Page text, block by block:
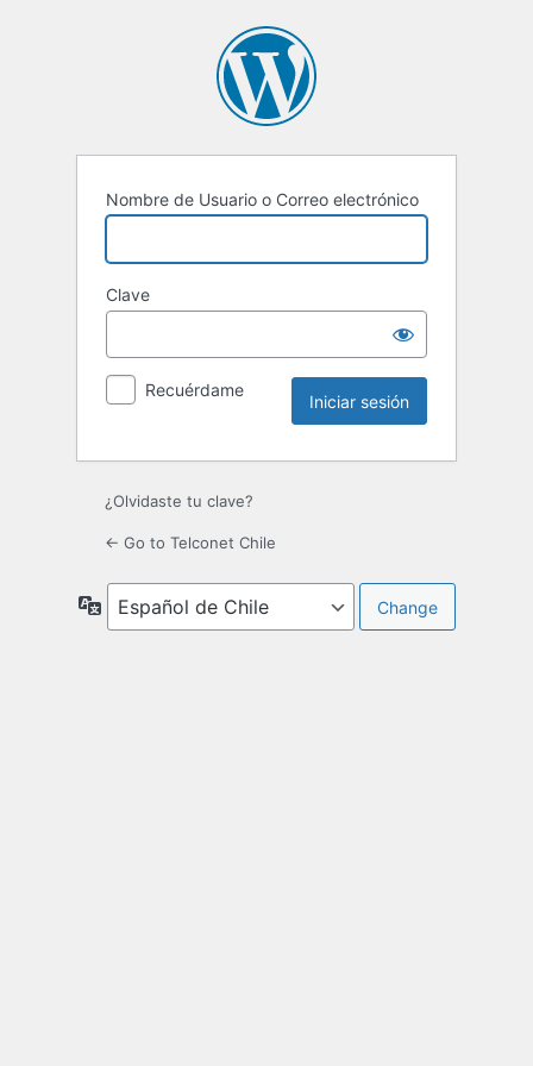
Nombre de Usuario o Correo electrónico
Clave
Recuérdame
¿Olvidaste tu clave?
← Go to Telconet Chile
Idioma